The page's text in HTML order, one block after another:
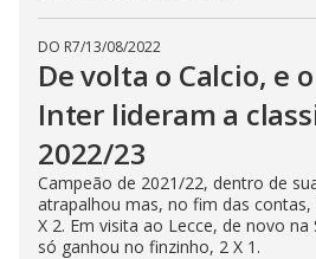
DO R7/13/08/2022
De volta o Calcio, e
Inter lideram a
2022/23
Campeão de 2021/22, dentro de
atrapalhou mas, no fim das
X 2. Em visita ao Lecce, de novo na
só ganhou no finzinho, 2 X 1.